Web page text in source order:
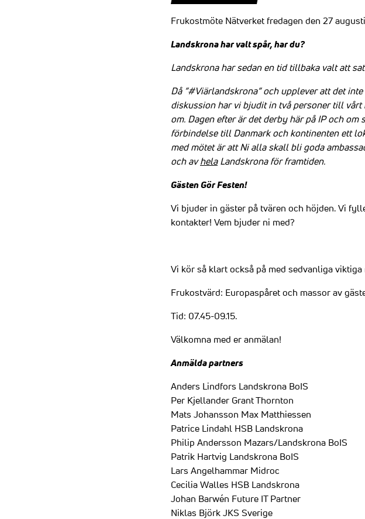
Frukostmöte Nätverket fredagen den 27
Landskrona har valt spår, har du?
Landskrona har sedan en tid tillbaka valt att
Då ”#Viärlandskrona” och upplever att det
diskussion har vi bjudit in två personer till
om. Dagen efter är det derby här på IP och
förbindelse till Danmark och kontinenten ett
med mötet är att Ni alla skall bli goda
och avhelaLandskrona för framtiden.
Gästen Gör Festen!
Vi bjuder in gäster på tvären och höjden. Vi
kontakter! Vem bjuder ni med?
Vi kör så klart också på med sedvanliga
Frukostvärd: Europaspåret och massor av
Tid: 07.45-09.15.
Välkomna med er anmälan!
Anmälda partners
Anders Lindfors Landskrona BoIS
Per Kjellander Grant Thornton
Mats Johansson Max Matthiessen
Patrice Lindahl HSB Landskrona
Philip Andersson Mazars/Landskrona BoIS
Patrik Hartvig Landskrona BoIS
Lars Angelhammar Midroc
Cecilia Walles HSB Landskrona
Johan Barwén Future IT Partner
Niklas Björk JKS Sverige